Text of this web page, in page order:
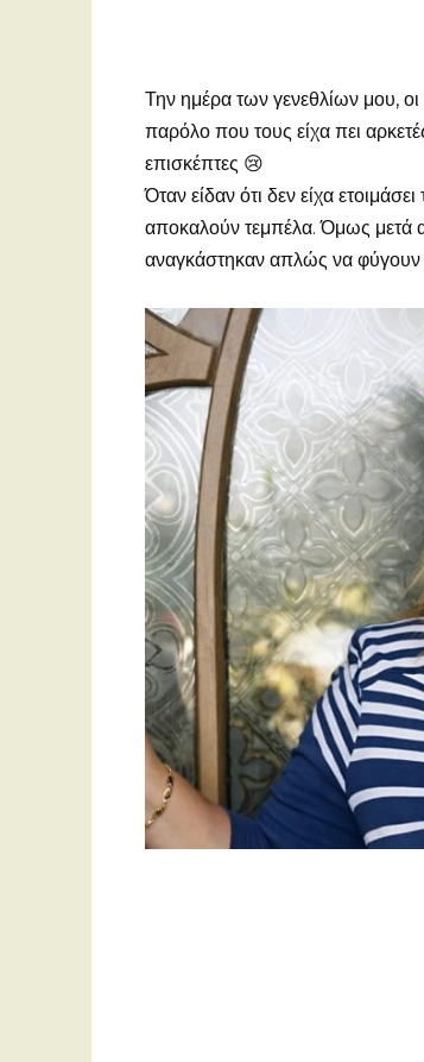
Την ημέρα των γενεθλίων μου,
παρόλο που τους είχα πει
επισκέπτες 😢
Όταν είδαν ότι δεν είχα
αποκαλούν τεμπέλα. Όμως μετά
αναγκάστηκαν απλώς να